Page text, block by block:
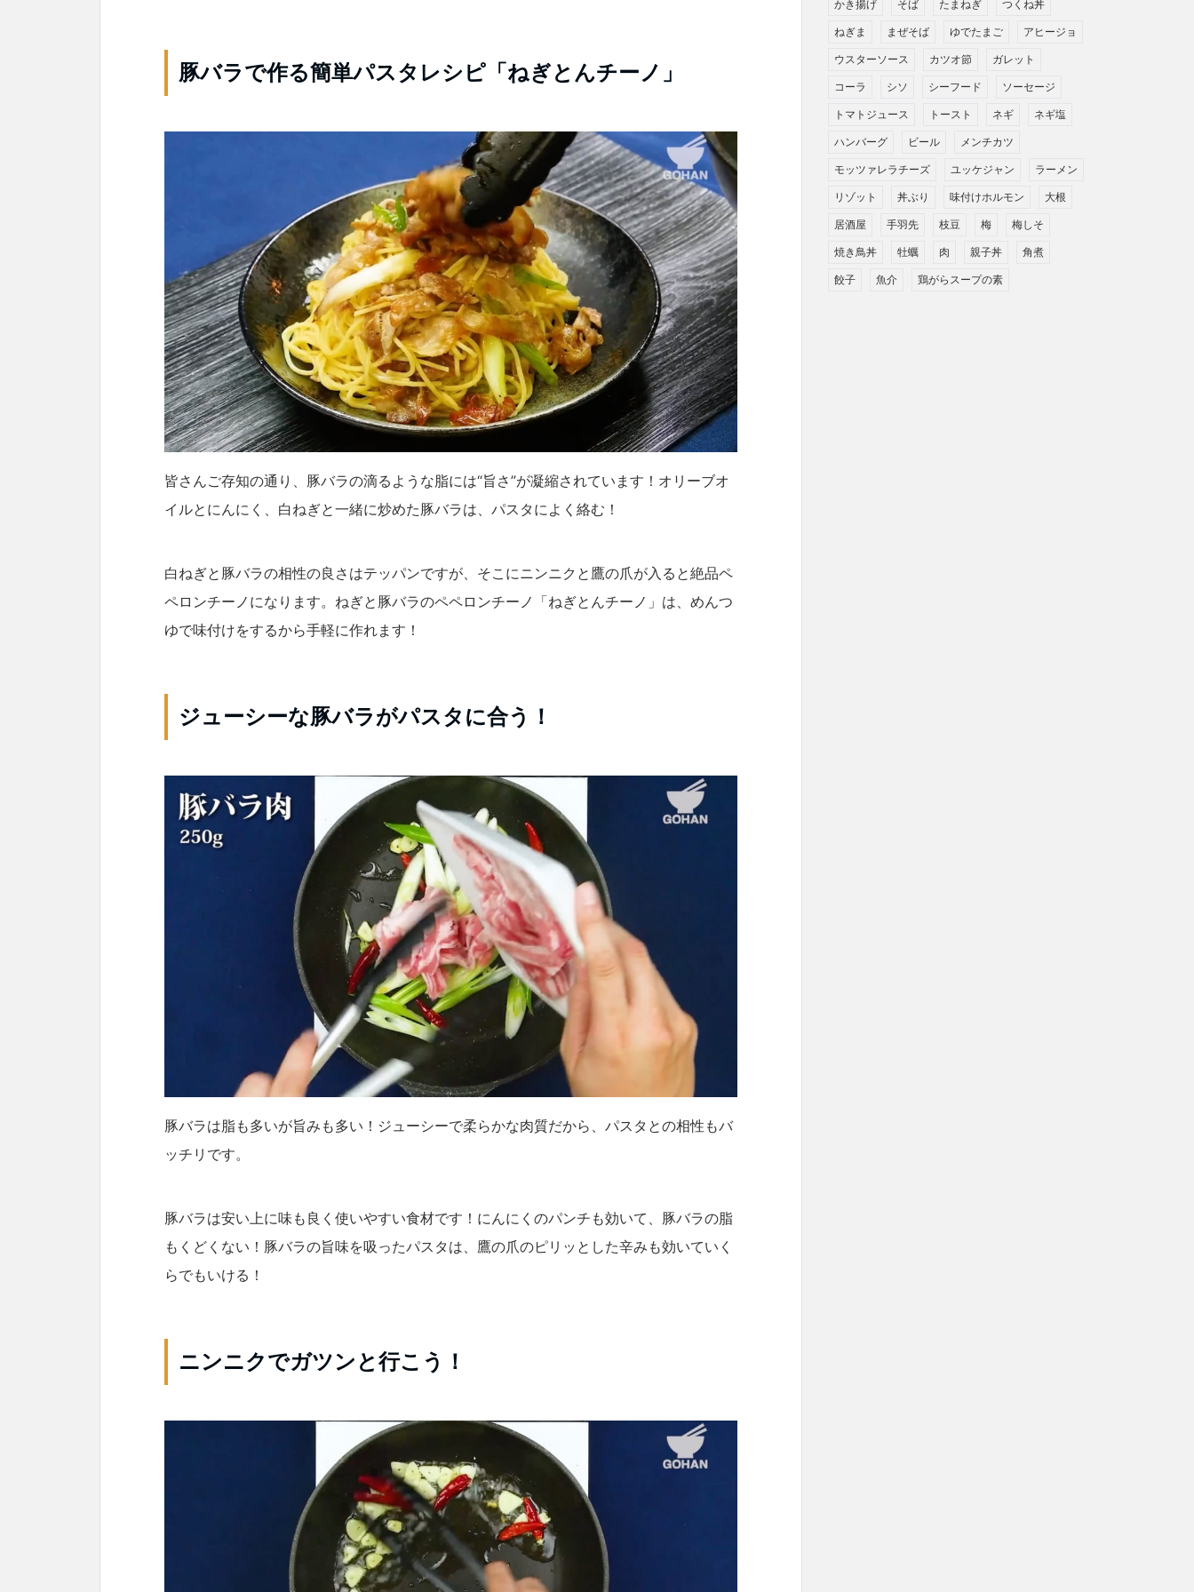
豚バラで作る簡単パスタレシピ「ねぎとんチーノ」
皆さんご存知の通り、豚バラの滴るような脂には“旨さ”が凝縮されています！オリーブオ
イルとにんにく、白ねぎと一緒に炒めた豚バラは、パスタによく絡む！
白ねぎと豚バラの相性の良さはテッパンですが、そこにニンニクと鷹の爪が入ると絶品ペ
ペロンチーノになります。ねぎと豚バラのペペロンチーノ「ねぎとんチーノ」は、めんつ
ゆで味付けをするから手軽に作れます！
ジューシーな豚バラがパスタに合う！
豚バラは脂も多いが旨みも多い！ジューシーで柔らかな肉質だから、パスタとの相性もバ
ッチリです。
豚バラは安い上に味も良く使いやすい食材です！にんにくのパンチも効いて、豚バラの脂
もくどくない！豚バラの旨味を吸ったパスタは、鷹の爪のピリッとした辛みも効いていく
らでもいける！
ニンニクでガツンと行こう！
かき揚げ そば たまねぎ つくね丼
ねぎま まぜそば ゆでたまご アヒージョ
ウスターソース カツオ節 ガレット
コーラ シソ シーフード ソーセージ
トマトジュース トースト ネギ ネギ塩
ハンバーグ ビール メンチカツ
モッツァレラチーズ ユッケジャン ラーメン
リゾット 丼ぶり 味付けホルモン 大根
居酒屋 手羽先 枝豆 梅 梅しそ
焼き鳥丼 牡蠣 肉 親子丼 角煮
餃子 魚介 鶏がらスープの素